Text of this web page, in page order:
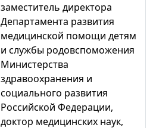
заместитель директора
Департамента развития
медицинской помощи детям
и службы родовспоможения
Министерства
здравоохранения и
социального развития
Российской Федерации,
доктор медицинских наук,